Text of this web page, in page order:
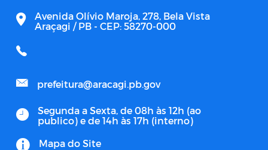
Avenida Olívio Maroja, 278, Bela Vista
Araçagi / PB - CEP: 58270-000
prefeitura@aracagi.pb.gov
Segunda a Sexta, de 08h às 12h (ao
publico) e de 14h às 17h (interno)
Mapa do Site